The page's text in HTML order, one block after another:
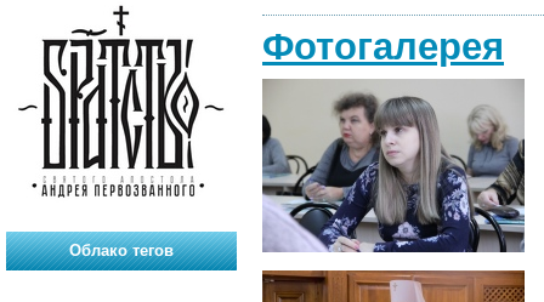
Фотогалерея
Облако тегов